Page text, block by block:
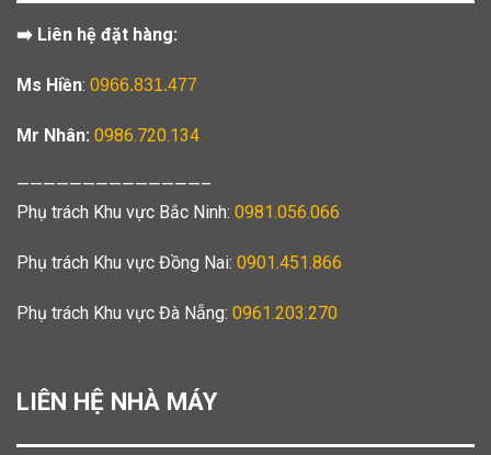
➡️ Liên hệ đặt hàng:
Ms Hiền: 0966.831.477
Mr Nhân: 0986.720.134
——————————————–
Phụ trách Khu vực Bắc Ninh: 0981.056.066
Phụ trách Khu vực Đồng Nai: 0901.451.866
Phụ trách Khu vực Đà Nẵng: 0961.203.270
LIÊN HỆ NHÀ MÁY